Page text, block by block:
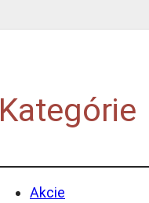
Kategórie
Akcie